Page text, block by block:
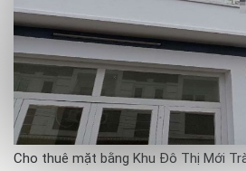
Cho thuê mặt bằng Khu Đô Thị Mới